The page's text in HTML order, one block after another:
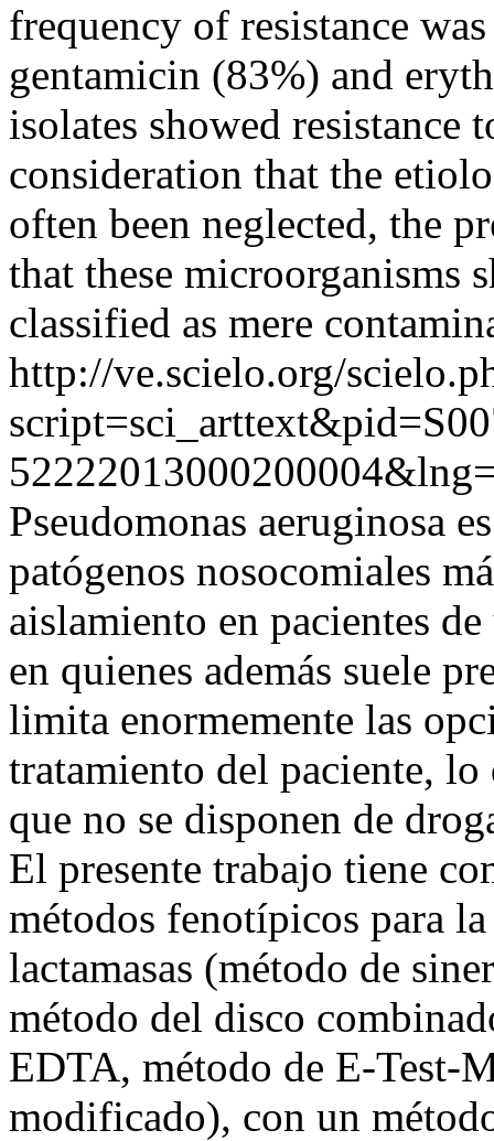
frequency of resistance
gentamicin (83%) and
isolates showed
consideration that the
often been neglected, the
that these microorganisms
classified as mere
http://ve.scielo.org/
Pseudomonas aeruginosa
patógenos nosocomiales
aislamiento en pacientes
en quienes además suele
limita enormemente las
tratamiento del paciente,
que no se disponen de
El presente trabajo tiene
métodos fenotípicos para
lactamasas (método de
método del disco
EDTA, método de E-Test-
modificado), con un